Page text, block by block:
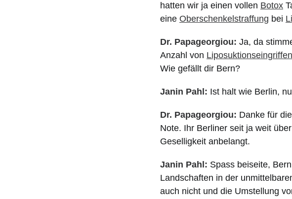
hatten wir ja einen vollen Botox
eine Oberschenkelstraffung bei
Dr. Papageorgiou: Ja, da
Anzahl von Liposuktionseingriffen
Wie gefällt dir Bern?
Janin Pahl: Ist halt wie Berlin,
Dr. Papageorgiou: Danke für
Note. Ihr Berliner seit ja weit
Geselligkeit anbelangt.
Janin Pahl: Spass beiseite,
Landschaften in der
auch nicht und die Umstellung